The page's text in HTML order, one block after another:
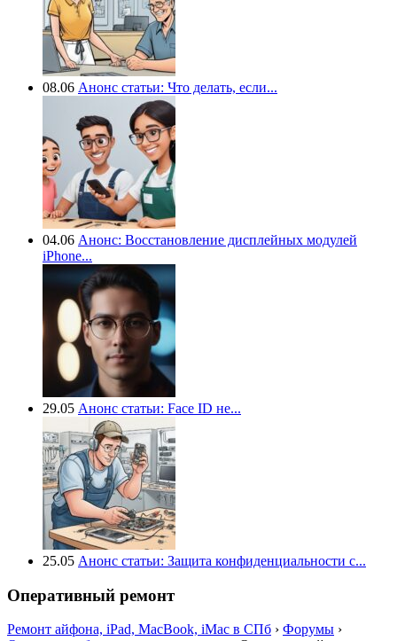
08.06 Анонс статьи: Что делать, если...
04.06 Анонс: Восстановление дисплейных модулей
iPhone...
29.05 Анонс статьи: Face ID не...
25.05 Анонс статьи: Защита конфиденциальности с...
Оперативный ремонт
Ремонт айфона, iPad, MacBook, iMac в СПб › Форумы ›